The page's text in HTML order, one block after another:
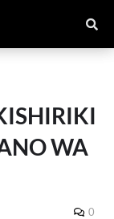
WA
0